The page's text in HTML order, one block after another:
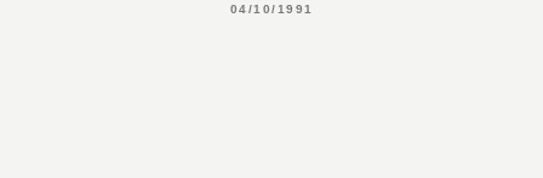
04/10/1991